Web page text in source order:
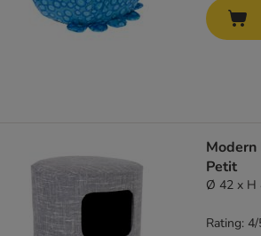
Modern
Petit
Ø 42 x H
Rating: